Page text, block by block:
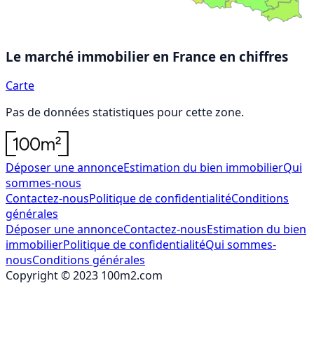
Le marché immobilier en France en chiffres
Carte
Pas de données statistiques pour cette zone.
Déposer une annonceEstimation du bien immobilierQui
sommes-nous
Contactez-nousPolitique de confidentialitéConditions
générales
Déposer une annonceContactez-nousEstimation du bien
immobilierPolitique de confidentialitéQui sommes-
nousConditions générales
Copyright © 2023 100m2.com